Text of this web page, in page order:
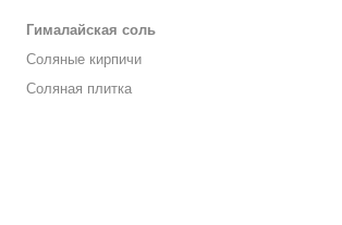
Гималайская соль
Соляные кирпичи
Соляная плитка